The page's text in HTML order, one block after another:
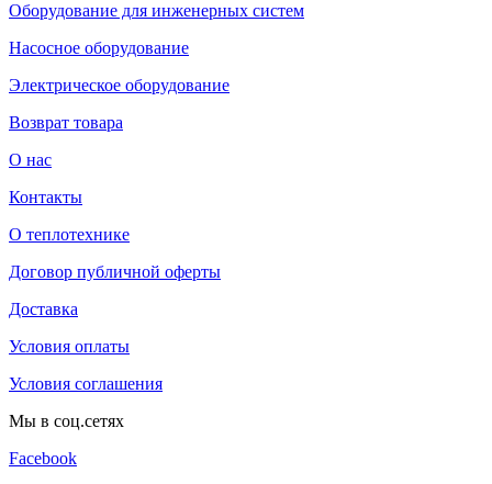
Оборудование для инженерных систем
Насосное оборудование
Электрическое оборудование
Возврат товара
О нас
Контакты
О теплотехнике
Договор публичной оферты
Доставка
Условия оплаты
Условия соглашения
Мы в соц.сетях
Facebook